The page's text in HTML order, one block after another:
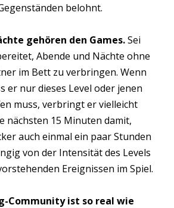
belohnt.
gehören den Games.Sei
Abende und Nächte ohne
im Bett zu verbringen. Wenn
er nur dieses Level oder jenen
muss, verbringt er vielleicht
nächsten 15 Minuten damit,
auch einmal ein paar Stunden
von der Intensität des Levels
Ereignissen im Spiel.
Community ist so real wie